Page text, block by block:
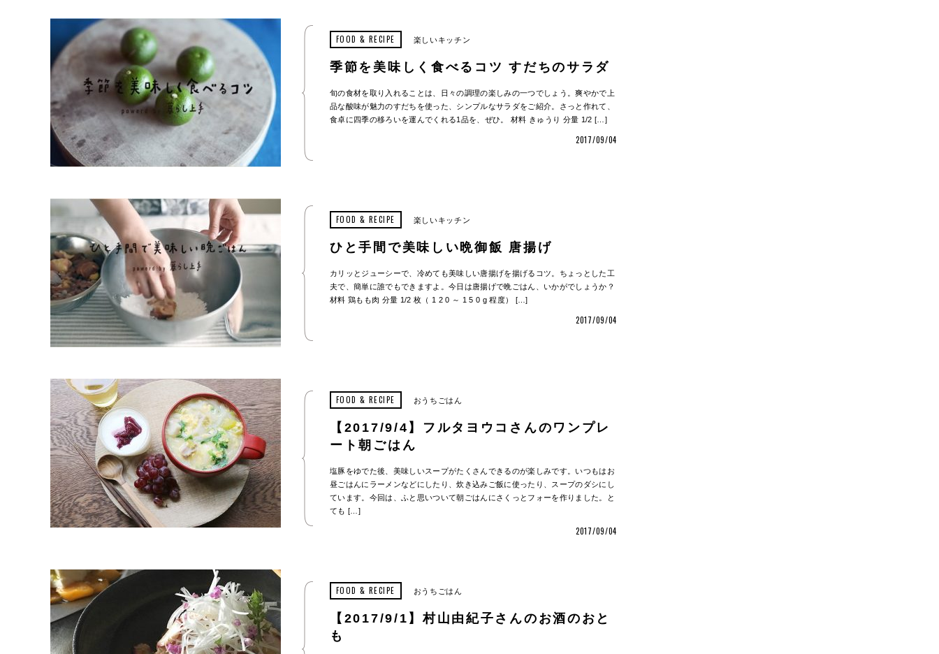
FOOD & RECIPE 楽しいキッチン
季節を美味しく食べるコツ すだちのサラダ
旬の食材を取り入れることは、日々の調理の楽しみの一つでしょう。爽やかで上
品な酸味が魅力のすだちを使った、シンプルなサラダをご紹介。さっと作れて、
食卓に四季の移ろいを運んでくれる1品を、ぜひ。 材料 きゅうり 分量 1/2 […]
2017/09/04
FOOD & RECIPE 楽しいキッチン
ひと手間で美味しい晩御飯 唐揚げ
カリッとジューシーで、冷めても美味しい唐揚げを揚げるコツ。ちょっとした工
夫で、簡単に誰でもできますよ。今日は唐揚げで晩ごはん、いかがでしょうか？
材料 鶏もも肉 分量 1/2 枚（ 1 2 0 ～ 1 5 0 g 程度） […]
2017/09/04
FOOD & RECIPE おうちごはん
【2017/9/4】フルタヨウコさんのワンプレ
ート朝ごはん
塩豚をゆでた後、美味しいスープがたくさんできるのが楽しみです。いつもはお
昼ごはんにラーメンなどにしたり、炊き込みご飯に使ったり、スープのダシにし
ています。今回は、ふと思いついて朝ごはんにさくっとフォーを作りました。と
ても […]
2017/09/04
FOOD & RECIPE おうちごはん
【2017/9/1】村山由紀子さんのお酒のおと
も